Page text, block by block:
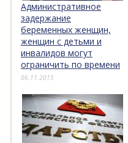
Административное
задержание
беременных женщин,
женщин с детьми и
инвалидов могут
ограничить по времени
06.11.2015